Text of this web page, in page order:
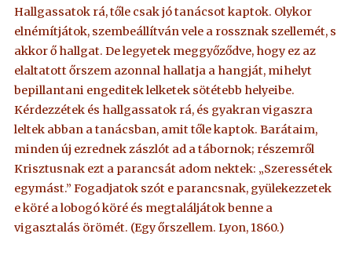
Hallgassatok rá, tőle csak jó tanácsot kaptok. Olykor
elnémítjátok, szembeállítván vele a rossznak szellemét, s
akkor ő hallgat. De legyetek meggyőződve, hogy ez az
elaltatott őrszem azonnal hallatja a hangját, mihelyt
bepillantani engeditek lelketek sötétebb helyeibe.
Kérdezzétek és hallgassatok rá, és gyakran vigaszra
leltek abban a tanácsban, amit tőle kaptok. Barátaim,
minden új ezrednek zászlót ad a tábornok; részemről
Krisztusnak ezt a parancsát adom nektek: „Szeressétek
egymást.” Fogadjatok szót e parancsnak, gyülekezzetek
e köré a lobogó köré és megtaláljátok benne a
vigasztalás örömét. (Egy őrszellem. Lyon, 1860.)